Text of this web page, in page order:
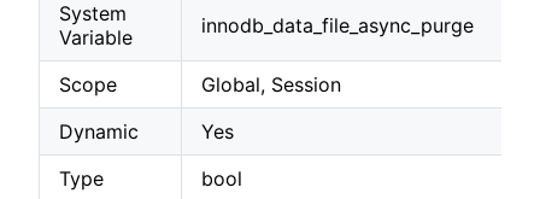
System
Variable
innodb_data_file_async_purge
Scope
Global, Session
Dynamic
Yes
Type
bool